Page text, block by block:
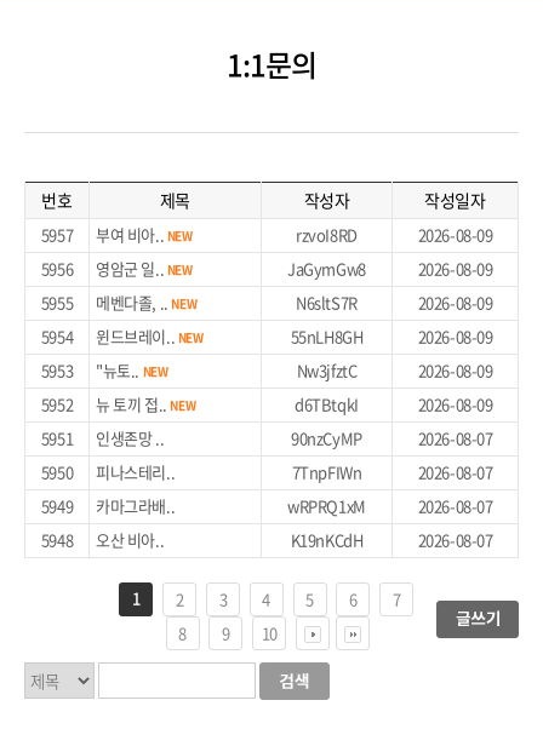
1:1문의
번호 제목 작성자 작성일자
5957 부여 비아.. NEW rzvoI8RD
2026-08-09
5956
영암군 일.. NEW JaGymGw8
2026-08-09
5955
메벤다졸, .. NEW N6sltS7R
2026-08-09
5954
윈드브레이.. NEW 55nLH8GH
2026-08-09
5953
"뉴토.. NEW Nw3jfztC
2026-08-09
5952
뉴 토끼 접.. NEW d6TBtqkI
2026-08-09
5951
인생존망 .. 90nzCyMP
2026-08-07
5950
피나스테리.. 7TnpFIWn
2026-08-07
5949
카마그라배.. wRPRQ1xM
2026-08-07
5948
오산 비아.. K19nKCdH 2026-08-07
1 2 3 4 5 6
7
8
9 10